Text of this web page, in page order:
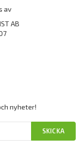
av
AB
nyheter!
SKICKA